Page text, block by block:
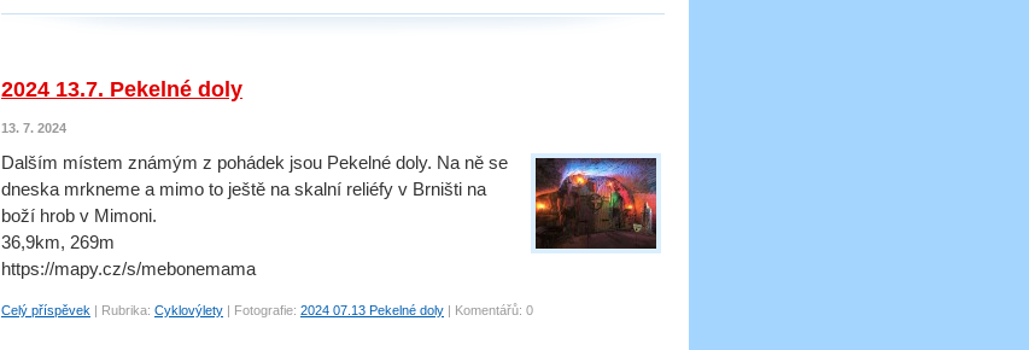
2024 13.7. Pekelné doly
13. 7. 2024
Dalším místem známým z pohádek jsou Pekelné doly. Na ně se
dneska mrkneme a mimo to ještě na skalní reliéfy v Brništi na
boží hrob v Mimoni.
36,9km, 269m
https://mapy.cz/s/mebonemama
Celý příspěvek | Rubrika: Cyklovýlety | Fotografie: 2024 07.13 Pekelné doly | Komentářů: 0